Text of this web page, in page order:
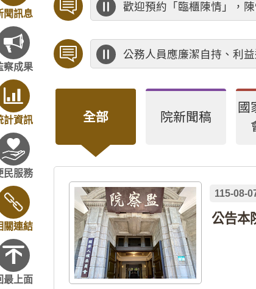
聞訊息
察成果
計資訊
民服務
關連結
最上面
歡迎預約「臨櫃陳情」，
公務人員應廉潔自持、利
全部 院新聞稿
國
115-08-